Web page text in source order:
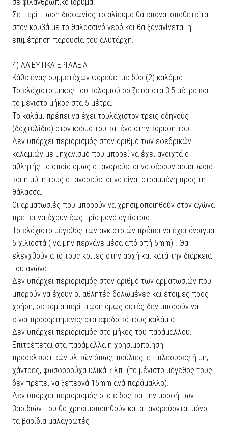
Σε περίπτωση διαφωνίας το αλίευμα θα επανατοποθετείται
στον κουβά με το θαλασσινό νερό και θα ξαναγίνεται η
επιμέτρηση παρουσία του αλυτάρχη.
4) ΑΛΙΕΥΤΙΚΑ ΕΡΓΑΛΕΙΑ
Κάθε ένας συμμετέχων ψαρεύει με δύο (2) καλάμια
Το ελάχιστο μήκος του καλαμιού ορίζεται στα 3,5 μέτρα και
το μέγιστο μήκος στα 5 μέτρα.
Το καλάμι πρέπει να έχει τουλάχιστον τρεις οδηγούς
(δαχτυλίδια) στον κορμό του και ένα στην κορυφή του.
Δεν υπάρχει περιορισμός στον αριθμό των εφεδρικών
καλαμιών με μηχανισμό που μπορεί να έχει ανοιχτά ο
αθλητής τα οποία όμως απαγορεύεται να φέρουν αρματωσιά
και η μύτη τους απαγορεύεται να είναι στραμμένη προς τη
θάλασσα.
Οι αρματωσιές που μπορούν να χρησιμοποιηθούν στον αγώνα
πρέπει να έχουν έως τρία μονά αγκίστρια.
Το ελάχιστο μέγεθος των αγκιστριών πρέπει να έχει άνοιγμα
5 χιλιοστά ( να μην περνάνε μέσα από οπή 5mm) . Θα
ελεγχθούν από τους κριτές στην αρχή και κατά την διάρκεια
του αγώνα.
Δεν υπάρχει περιορισμός στον αριθμό των αρματωσιών που
μπορούν να έχουν οι αθλητές δολωμένες και έτοιμες προς
χρήση, σε καμία περίπτωση όμως αυτές δεν μπορούν να
είναι προσαρτημένες στα εφεδρικά τους καλάμια.
Δεν υπάρχει περιορισμός στο μήκος του παράμαλλου.
Επιτρέπεται στα παράμαλλα η χρησιμοποίηση
προσελκυστικών υλικών όπως, πούλιες, επιπλέουσες ή μη,
χάντρες, φωσφορούχα υλικά κ.λπ. (το μέγιστο μέγεθος τους
δεν πρέπει να ξεπερνά 15mm ανά παράμαλλο).
Δεν υπάρχει περιορισμός στο είδος και την μορφή των
βαριδιών που θα χρησιμοποιηθούν και απαγορεύονται μόνο
τα βαρίδια μαλαγρωτές